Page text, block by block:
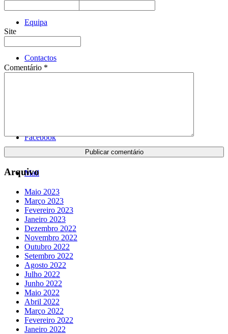
Equipa
Contactos
Facebook
Mail
Site
Comentário *
Arquivo
Maio 2023
Março 2023
Fevereiro 2023
Janeiro 2023
Dezembro 2022
Novembro 2022
Outubro 2022
Setembro 2022
Agosto 2022
Julho 2022
Junho 2022
Maio 2022
Abril 2022
Março 2022
Fevereiro 2022
Janeiro 2022